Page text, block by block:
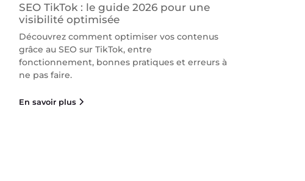
SEO TikTok : le guide 2026 pour une
visibilité optimisée
Découvrez comment optimiser vos contenus
grâce au SEO sur TikTok, entre
fonctionnement, bonnes pratiques et erreurs à
ne pas faire.
En savoir plus